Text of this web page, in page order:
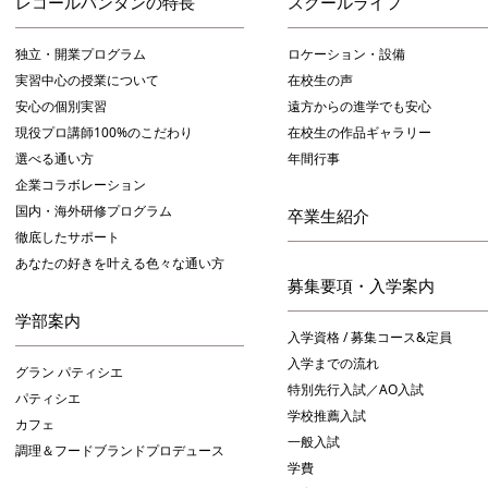
独立・開業プログラム
実習中心の授業について
安心の個別実習
現役プロ講師100%のこだわり
選べる通い方
企業コラボレーション
国内・海外研修プログラム
徹底したサポート
あなたの好きを叶える⾊々な通い⽅
学部案内
グラン パティシエ
パティシエ
カフェ
調理＆フードブランドプロデュース
ロケーション・設備
在校生の声
遠方からの進学でも安心
在校生の作品ギャラリー
年間行事
卒業生紹介
募集要項・入学案内
入学資格 / 募集コース&定員
入学までの流れ
特別先行入試／AO入試
学校推薦入試
一般入試
学費